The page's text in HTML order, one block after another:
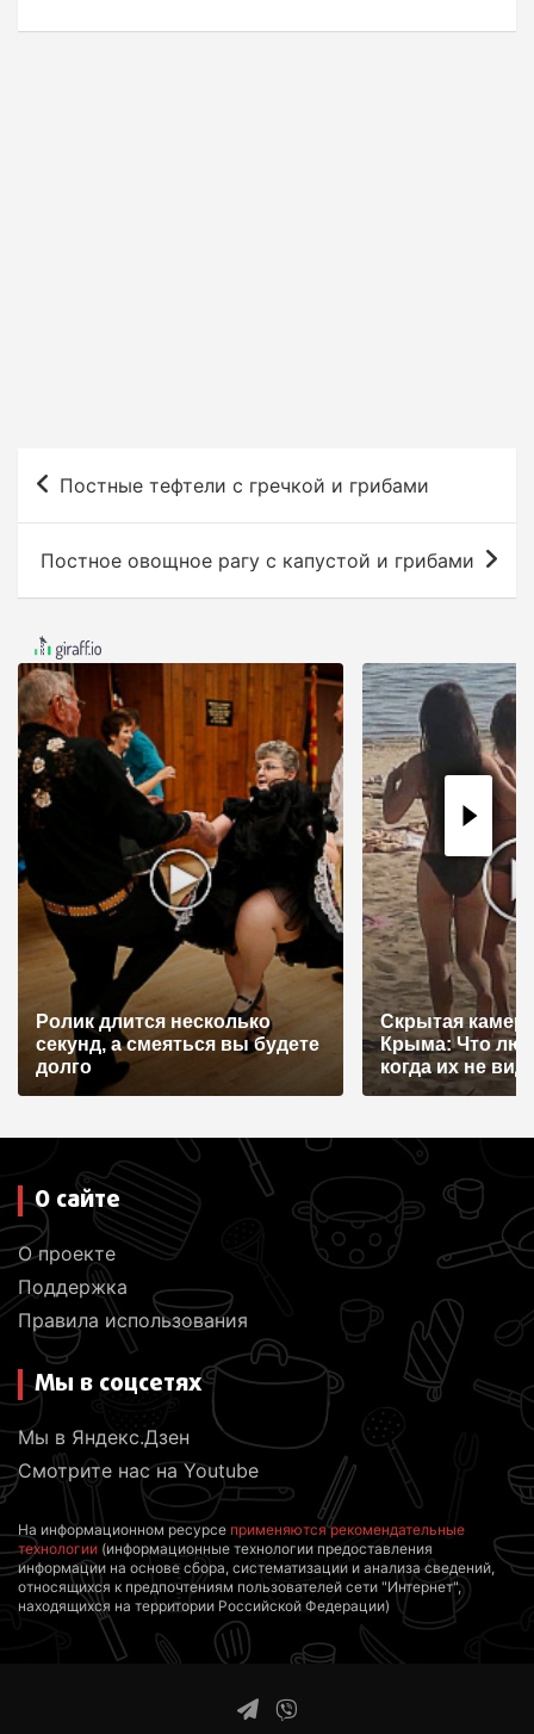
а
ц
и
я
п
о
з
а
п
с
Постные тефтели с гречкой и грибами
Постное овощное рагу с капустой и грибами
Ролик длится несколько
секунд, а смеяться вы будете
долго
Скрытая
Крыма: Что
когда их не
О сайте
О проекте
Поддержка
Правила использования
Мы в соцсетях
Мы в Яндекс.Дзен
Смотрите нас на Youtube
На информационном ресурсе применяются рекомендательные
технологии (информационные технологии предоставления
информации на основе сбора, систематизации и анализа сведений,
относящихся к предпочтениям пользователей сети "Интернет",
находящихся на территории Российской Федерации)